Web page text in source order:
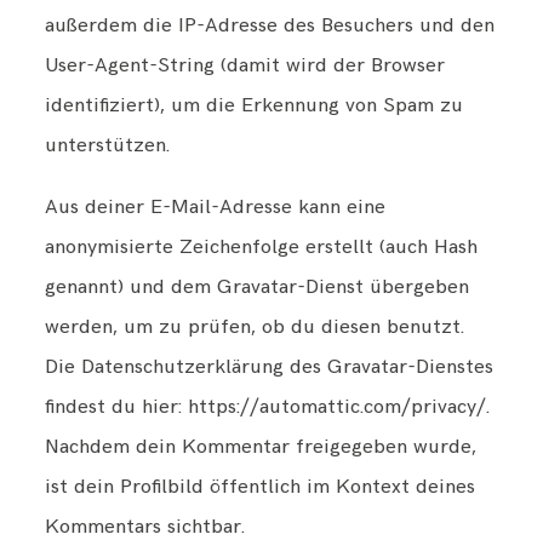
außerdem die IP-Adresse des Besuchers und den
User-Agent-String (damit wird der Browser
identifiziert), um die Erkennung von Spam zu
unterstützen.
Aus deiner E-Mail-Adresse kann eine
anonymisierte Zeichenfolge erstellt (auch Hash
genannt) und dem Gravatar-Dienst übergeben
werden, um zu prüfen, ob du diesen benutzt.
Die Datenschutzerklärung des Gravatar-Dienstes
findest du hier: https://automattic.com/privacy/.
Nachdem dein Kommentar freigegeben wurde,
ist dein Profilbild öffentlich im Kontext deines
Kommentars sichtbar.